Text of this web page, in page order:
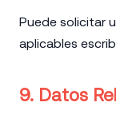
Puede solicitar
aplicables
9. Datos